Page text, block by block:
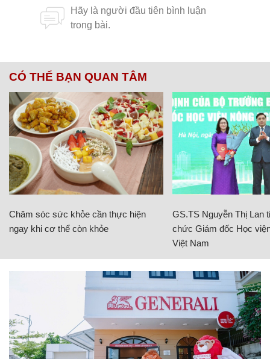
CÓ THỂ BẠN QUAN TÂM
Chăm sóc sức khỏe cần thực hiện
ngay khi cơ thể còn khỏe
GS.TS Nguyễn Thị Lan
chức Giám đốc Học
Việt Nam